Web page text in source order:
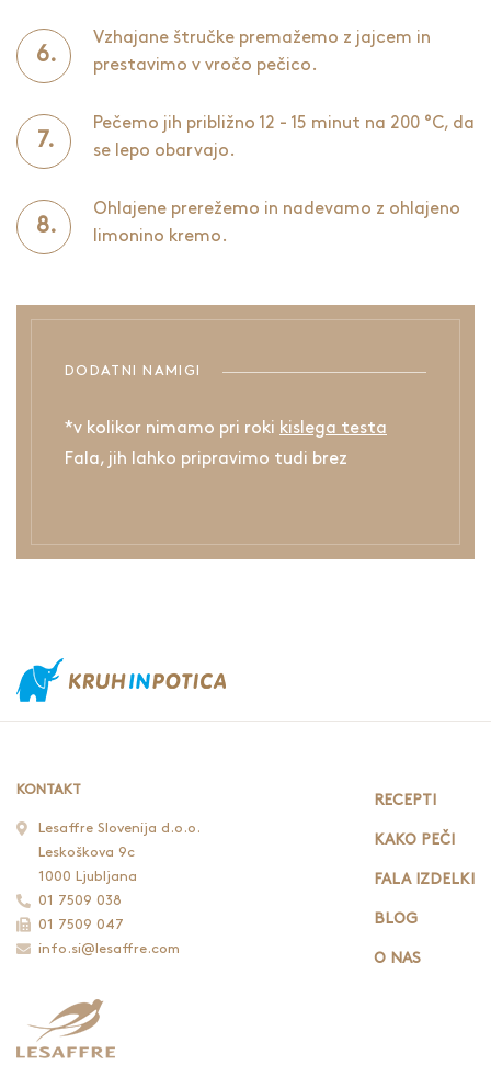
Vzhajane štručke premažemo z jajcem in
prestavimo v vročo pečico.
Pečemo jih približno 12 - 15 minut na 200 °C, da
se lepo obarvajo.
Ohlajene prerežemo in nadevamo z ohlajeno
limonino kremo.
DODATNI NAMIGI
*v kolikor nimamo pri roki kislega testa
Fala, jih lahko pripravimo tudi brez
KONTAKT
Lesaffre Slovenija d.o.o.
Leskoškova 9c
1000 Ljubljana
01 7509 038
01 7509 047
info.si@lesaffre.com
RECEPTI
KAKO PEČI
FALA IZDELKI
BLOG
O NAS